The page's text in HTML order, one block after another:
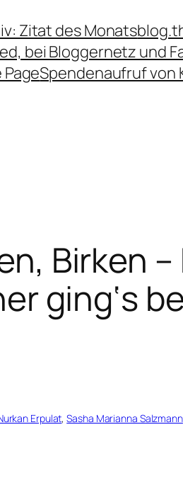
Zitat des Monats
bei Bloggernetz und
PageSpendenaufruf von
Birken
ging‘s
Erpulat, Sasha Marianna Salzmann